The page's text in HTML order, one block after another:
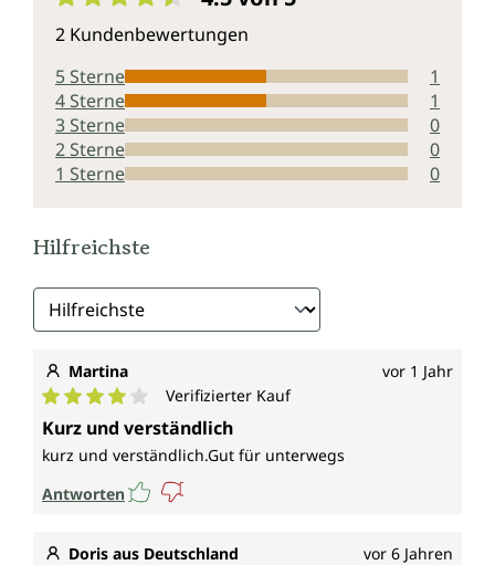
2 Kundenbewertungen
5 Sterne
1
4 Sterne
1
3 Sterne
0
2 Sterne
0
1 Sterne
0
Hilfreichste
Martina vor 1 Jahr
Durchschnittliche Bewertung von 4 von 5 Sternen
Verifizierter Kauf
Kurz und verständlich
kurz und verständlich.Gut für unterwegs
Antworten
Doris aus Deutschland vor 6 Jahren